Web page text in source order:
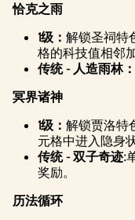
恰克之雨
1级： 解锁圣祠特
格的科技值相邻
传统 - 人造雨林：
冥界诸神
1级： 解锁贾洛特
元格中进入隐身
传统 - 双子奇迹:
奖励。
历法循环